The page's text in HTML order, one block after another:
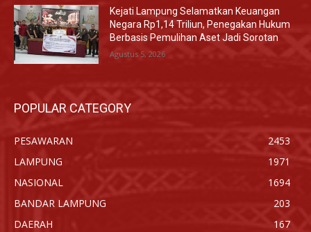
Kejati Lampung Selamatkan Keuangan
Negara Rp1,14 Triliun, Penegakan Hukum
Berbasis Pemulihan Aset Jadi Sorotan
Agustus 5, 2026
POPULAR CATEGORY
PESAWARAN
2453
LAMPUNG
1971
NASIONAL
1694
BANDAR LAMPUNG
203
DAERAH
167